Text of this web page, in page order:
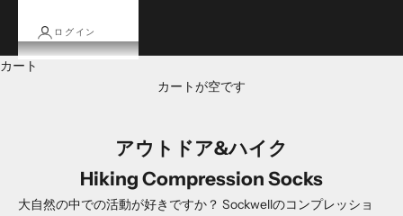
ログイン
カート
カートが空です
アウトドア&ハイク
Hiking Compression Socks
大自然の中での活動が好きですか？ Sockwellのコンプレッショ